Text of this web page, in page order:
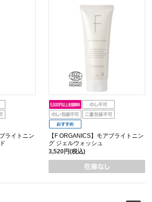
ライトニン
【F ORGANICS】モアブライトニン
グ ジェルウォッシュ
3,520円(税込)